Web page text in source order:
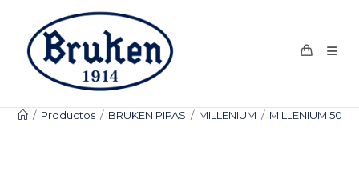
contenido
/ Productos / BRUKEN PIPAS / MILLENIUM / MILLENIUM 501